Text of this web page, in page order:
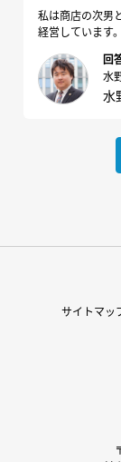
私は商店の次男
経営しています
し、残りを兄が
いと感じ、不審
います。どうす
回
水
水
サイトマッ